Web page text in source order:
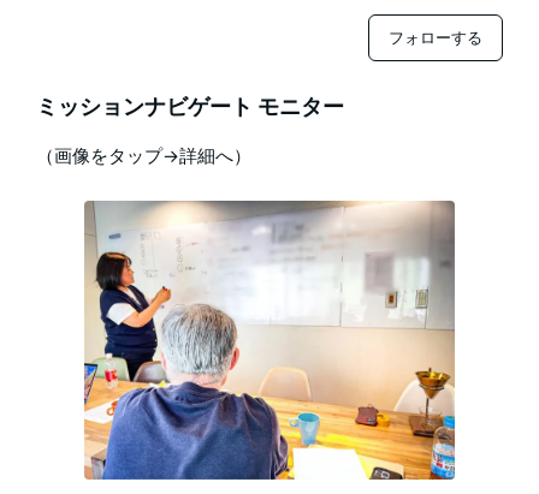
フォローする
ミッションナビゲート モニター
（画像をタップ→詳細へ）